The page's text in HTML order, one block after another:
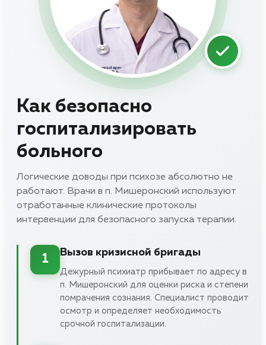
Как безопасно
госпитализировать
больного
Логические доводы при психозе абсолютно не
работают. Врачи в п. Мишеронский используют
отработанные клинические протоколы
интервенции для безопасного запуска терапии.
1
Вызов кризисной бригады
Дежурный психиатр прибывает по адресу в
п. Мишеронский для оценки риска и степени
помрачения сознания. Специалист проводит
осмотр и определяет необходимость
срочной госпитализации.